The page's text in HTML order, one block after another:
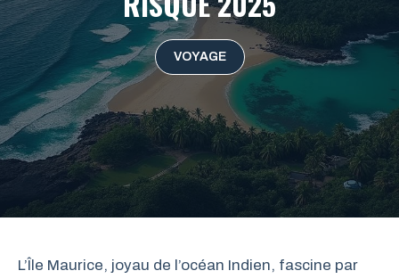
VOYAGE
L’Île Maurice, joyau de l’océan Indien, fascine par